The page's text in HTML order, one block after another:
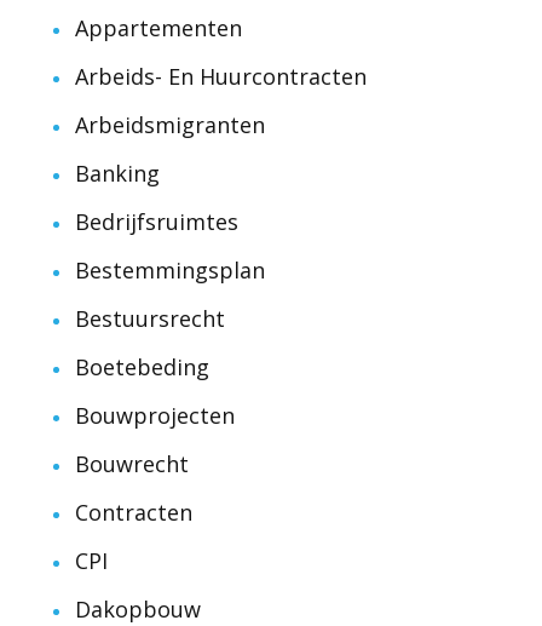
Appartementen
Arbeids- En Huurcontracten
Arbeidsmigranten
Banking
Bedrijfsruimtes
Bestemmingsplan
Bestuursrecht
Boetebeding
Bouwprojecten
Bouwrecht
Contracten
CPI
Dakopbouw